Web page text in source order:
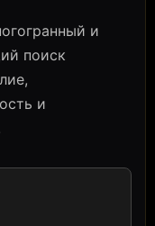
и
поиск
и